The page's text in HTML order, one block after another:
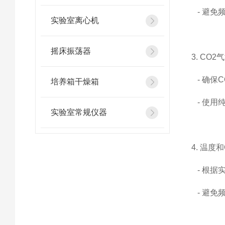
实验室离心机
摇床振荡器
培养箱干燥箱
实验室常规仪器
- 避免
3. CO2
- 确保
- 使用
4. 温度
- 根据
- 避免